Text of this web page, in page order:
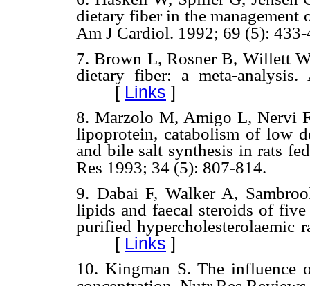
dietary fiber in the management
Am J Cardiol. 1992; 69 (5):
7. Brown L, Rosner B, Willett
dietary fiber: a meta-
[ Links ]
8. Marzolo M, Amigo L, Nervi
lipoprotein, catabolism of low
and bile salt synthesis in rats
Res 1993; 34 (5): 807-814.
9. Dabai F, Walker A,
lipids and faecal steroids of
purified hypercholesterolaemic
[ Links ]
10. Kingman S. The influence